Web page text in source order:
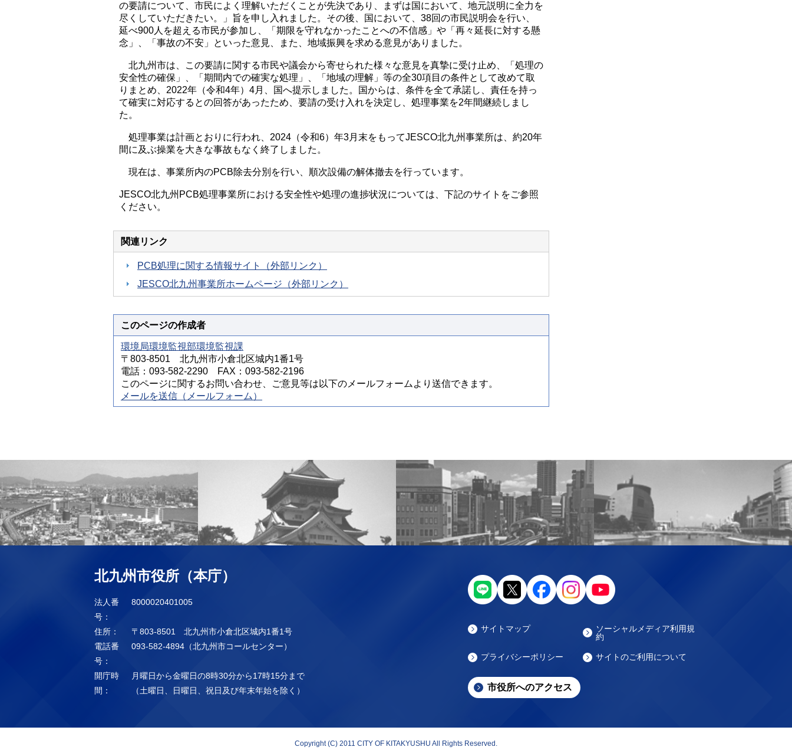
の要請について、市民によく理解いただくことが先決であり、まずは国において、地元説明に全力を
尽くしていただきたい。」旨を申し入れました。その後、国において、38回の市民説明会を行い、
延べ900人を超える市民が参加し、「期限を守れなかったことへの不信感」や「再々延長に対する懸
念」、「事故の不安」といった意見、また、地域振興を求める意見がありました。
北九州市は、この要請に関する市民や議会から寄せられた様々な意見を真摯に受け止め、「処理の
安全性の確保」、「期間内での確実な処理」、「地域の理解」等の全30項目の条件として改めて取
りまとめ、2022年（令和4年）4月、国へ提示しました。国からは、条件を全て承諾し、責任を持っ
て確実に対応するとの回答があったため、要請の受け入れを決定し、処理事業を2年間継続しまし
た。
処理事業は計画とおりに行われ、2024（令和6）年3月末をもってJESCO北九州事業所は、約20年
間に及ぶ操業を大きな事故もなく終了しました。
現在は、事業所内のPCB除去分別を行い、順次設備の解体撤去を行っています。
JESCO北九州PCB処理事業所における安全性や処理の進捗状況については、下記のサイトをご参照
ください。
関連リンク
PCB処理に関する情報サイト（外部リンク）
JESCO北九州事業所ホームページ（外部リンク）
このページの作成者
環境局環境監視部環境監視課
〒803-8501 北九州市小倉北区城内1番1号
電話：093-582-2290 FAX：093-582-2196
このページに関するお問い合わせ、ご意見等は以下のメールフォームより送信できます。
メールを送信（メールフォーム）
北九州市役所（本庁）
法人番
号：
8000020401005
住所：
〒803-8501 北九州市小倉北区城内1番1号
電話番
号：
093-582-4894（北九州市コールセンター）
開庁時
間：
月曜日から金曜日の8時30分から17時15分まで
（土曜日、日曜日、祝日及び年末年始を除く）
サイトマップ
ソーシャルメディア利用規
約
プライバシーポリシー サイトのご利用について
市役所へのアクセス
Copyright (C) 2011 CITY OF KITAKYUSHU All Rights Reserved.